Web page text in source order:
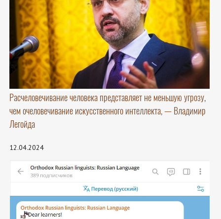
Расчеловечивание человека представляет не меньшую угрозу,
чем очеловечивание искусственного интеллекта, — Владимир
Легойда
12.04.2024